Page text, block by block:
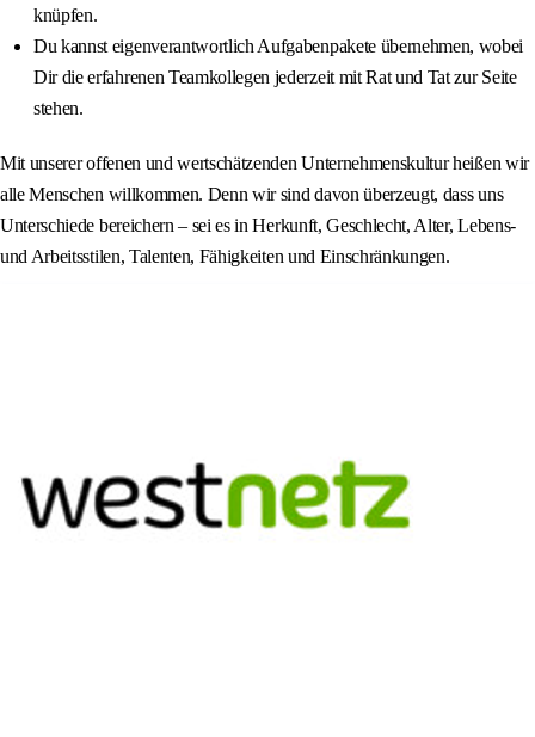
knüpfen.
Du kannst eigenverantwortlich Aufgabenpakete übernehmen, wobei
Dir die erfahrenen Teamkollegen jederzeit mit Rat und Tat zur Seite
stehen.
Mit unserer offenen und wertschätzenden Unternehmenskultur heißen wir
alle Menschen willkommen. Denn wir sind davon überzeugt, dass uns
Unterschiede bereichern – sei es in Herkunft, Geschlecht, Alter, Lebens-
und Arbeitsstilen, Talenten, Fähigkeiten und Einschränkungen.